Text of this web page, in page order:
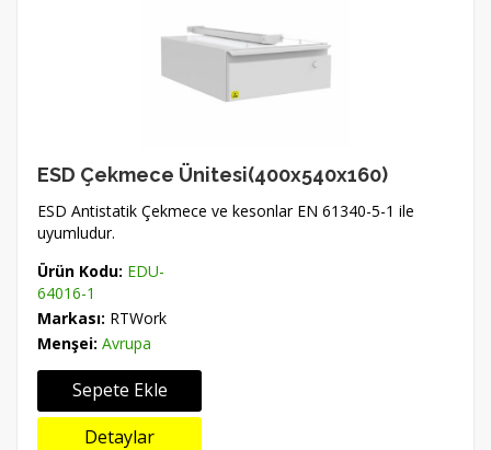
ESD Çekmece Ünitesi(400x540x160)
ESD Antistatik Çekmece ve kesonlar EN 61340-5-1 ile
uyumludur.
Ürün Kodu: EDU-
64016-1
Markası: RTWork
Menşei: Avrupa
Sepete Ekle
Detaylar